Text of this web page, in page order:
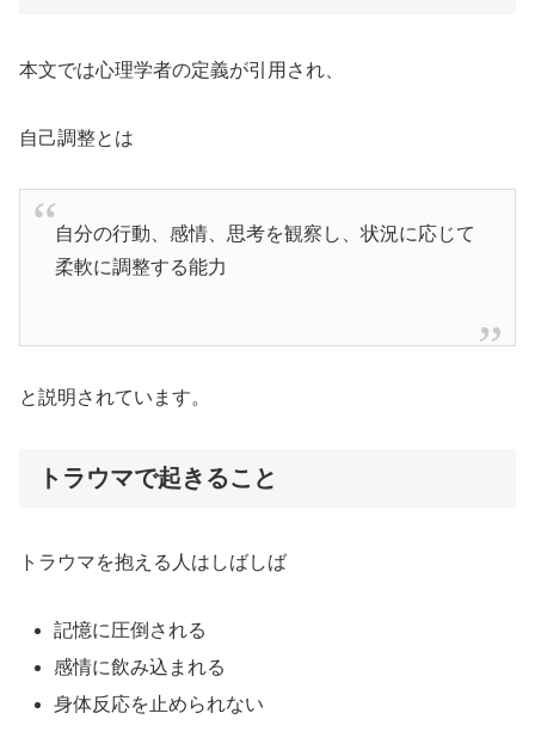
本文では心理学者の定義が引用され、
自己調整とは
自分の行動、感情、思考を観察し、状況に応じて
柔軟に調整する能力
と説明されています。
トラウマで起きること
トラウマを抱える人はしばしば
記憶に圧倒される
感情に飲み込まれる
身体反応を止められない